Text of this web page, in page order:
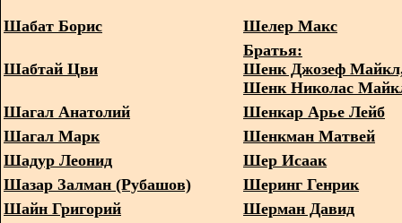
Шабат Борис Шелер Макс
Шабтай Цви
Братья:
Шенк Джозеф
Шенк Николас
Шагал Анатолий
Шенкар Арье Лейб
Шагал Марк
Шенкман Матвей
Шадур Леонид
Шер Исаак
Шазар Залман (Рубашов)
Шеринг Генрик
Шайн Григорий
Шерман Давид